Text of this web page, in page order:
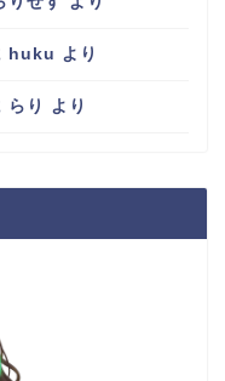
huku より
らり より